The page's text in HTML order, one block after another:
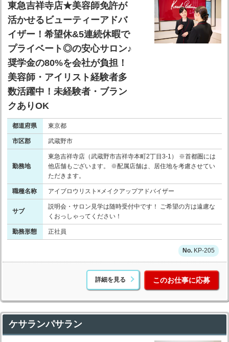
東急吉祥寺店★美容師免許が
活かせるビューティーアドバ
イザー！希望休&5連続休暇で
プライベート◎の安心サロン♪
奨学金の80%を会社が負担！
美容師・アイリスト経験者多
数活躍中！未経験者・ブラン
クありOK
都道府県 東京都
市区郡 武蔵野市
勤務地
東急吉祥寺店（武蔵野市吉祥寺本町2丁目3-1） ※首都圏には
他店舗もございます。 ※配属店舗は、居住地を考慮させてい
ただきます。
職種名称 アイブロウリスト×メイクアップアドバイザー
サブ
説明会・サロン見学は随時受付中です！ ご希望の方は遠慮な
くおっしゃってください！
勤務形態 正社員
KP-205
詳細を見る このお仕事に応募
ケサランパサラン